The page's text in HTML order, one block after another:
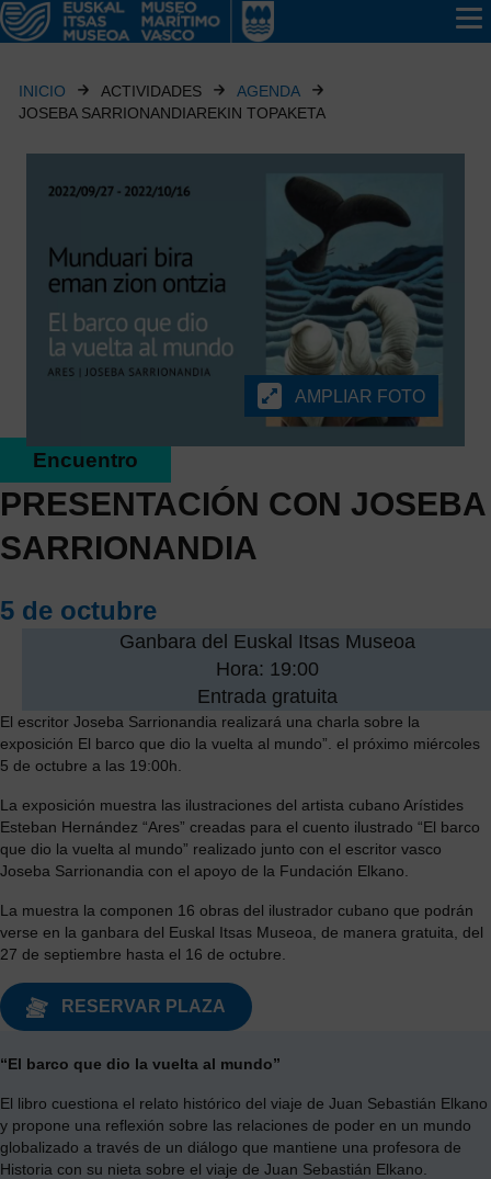
INICIO ACTIVIDADES
AGENDA
JOSEBA SARRIONANDIAREKIN TOPAKETA
Encuentro
PRESENTACIÓN CON JOSEBA
SARRIONANDIA
5 de octubre
Ganbara del Euskal Itsas Museoa
Hora: 19:00
Entrada gratuita
El escritor Joseba Sarrionandia realizará una charla sobre la
exposición El barco que dio la vuelta al mundo”. el próximo miércoles
5 de octubre a las 19:00h.
La exposición muestra las ilustraciones del artista cubano Arístides
Esteban Hernández “Ares” creadas para el cuento ilustrado “El barco
que dio la vuelta al mundo” realizado junto con el escritor vasco
Joseba Sarrionandia con el apoyo de la Fundación Elkano.
La muestra la componen 16 obras del ilustrador cubano que podrán
verse en la ganbara del Euskal Itsas Museoa, de manera gratuita, del
27 de septiembre hasta el 16 de octubre.
RESERVAR PLAZA
“El barco que dio la vuelta al mundo”
El libro cuestiona el relato histórico del viaje de Juan Sebastián Elkano
y propone una reflexión sobre las relaciones de poder en un mundo
globalizado a través de un diálogo que mantiene una profesora de
Historia con su nieta sobre el viaje de Juan Sebastián Elkano.
AMPLIAR FOTO